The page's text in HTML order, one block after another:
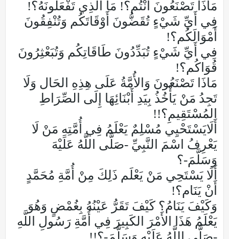
مَاذَا تَصْنَعُونَ أَنْتُم؟! مَا الَّذِي تَفْعَلُونَهُ؟!
فِي أَيِّ شَيْءٍ تُقَضُّونَ أَوْقَاتَكُم وَتُنْفِقُونَ
أَمْوَالَكُم؟!
فِي أَيِّ شَيْءٍ تُبَدِّدُونَ طَاقَاتِكُم وَتُبَعْثِرُونَ
قُوَاكُم؟!
مَاذَا تَصْنَعُونَ وَالأُمَّةُ عَلَى هِذِهِ الحَال وَلَا
تَجِدُ مَنْ يَأْخُذُ بِيَدِ أَبْنَائِهَا إِلَى الصِّرَاطِ
المُسْتَقِيمِ؟!!
أَلَايَسْتَحْيِي مُسْلِمٌ يَعْلَمُ فِي أُمَّتِهِ مَنْ لَا
يَعْرِفُ اسْمَ النَّبِيِّ -صَلَّى اللَّهُ عَلَيْهَ
وَسَلَّمَ-؟
أَلَا يَسْتَحِي مَنْ يَعْلَم ذَلِكَ مِنْ أُمَّةِ مُحَمَّدٍ
أَنْ يَنَام؟!
وَكَيْفَ يَنَامُ؟ كَيْفَ تَقَرُّ عَيْنُهُ بِغُمْضٍ وَهُوَ
يَعْلَمُ هَذَا الأَمْرَ الكَبِيرَ فِي أُمَّةِ رَسُولِ اللَّهِ